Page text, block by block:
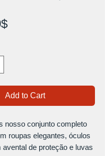
Price
Add to Cart
nosso conjunto completo
roupas elegantes, óculos
avental de proteção e luvas